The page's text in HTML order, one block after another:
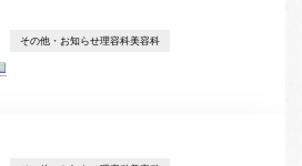
その他・お知らせ理容科美容科